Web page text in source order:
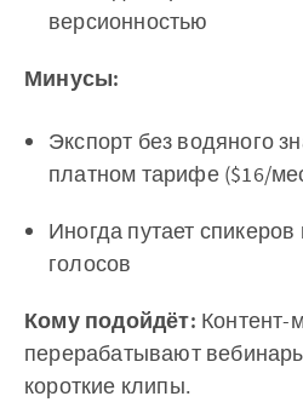
версионностью
Минусы:
Экспорт без водяного
платном тарифе ($16/
Иногда путает
голосов
Кому подойдёт: Контент-
перерабатывают
короткие клипы.